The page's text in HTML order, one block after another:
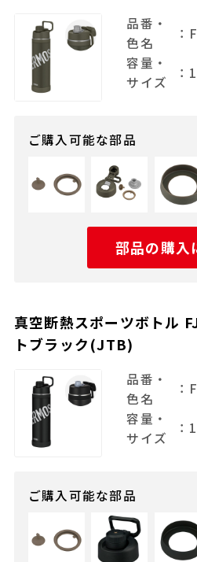
品番・
色名
：
容量・
サイズ
：
ご購入可能な部品
部品の購入
真空断熱スポーツボトル
トブラック(JTB)
品番・
色名
容量・
サイズ
：
ご購入可能な部品